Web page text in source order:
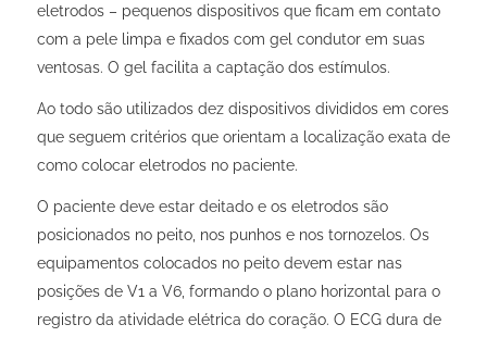
eletrodos – pequenos dispositivos que ficam em contato
com a pele limpa e fixados com gel condutor em suas
ventosas. O gel facilita a captação dos estímulos.
Ao todo são utilizados dez dispositivos divididos em cores
que seguem critérios que orientam a localização exata de
como colocar eletrodos no paciente.
O paciente deve estar deitado e os eletrodos são
posicionados no peito, nos punhos e nos tornozelos. Os
equipamentos colocados no peito devem estar nas
posições de V1 a V6, formando o plano horizontal para o
registro da atividade elétrica do coração. O ECG dura de